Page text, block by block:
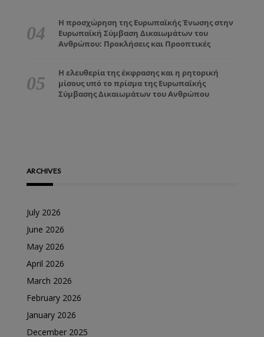
Η προσχώρηση της Ευρωπαϊκής Ένωσης στην
Ευρωπαϊκή Σύμβαση Δικαιωμάτων του
Ανθρώπου: Προκλήσεις και Προοπτικές
Η ελευθερία της έκφρασης και η ρητορική
μίσους υπό το πρίσμα της Ευρωπαϊκής
Σύμβασης Δικαιωμάτων του Ανθρώπου
ARCHIVES
July 2026
June 2026
May 2026
April 2026
March 2026
February 2026
January 2026
December 2025